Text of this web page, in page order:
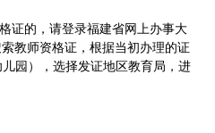
证的，请登录福建省网上办事大
教师资格证，根据当初办理的证
园 ），选择发证地区教育局，进